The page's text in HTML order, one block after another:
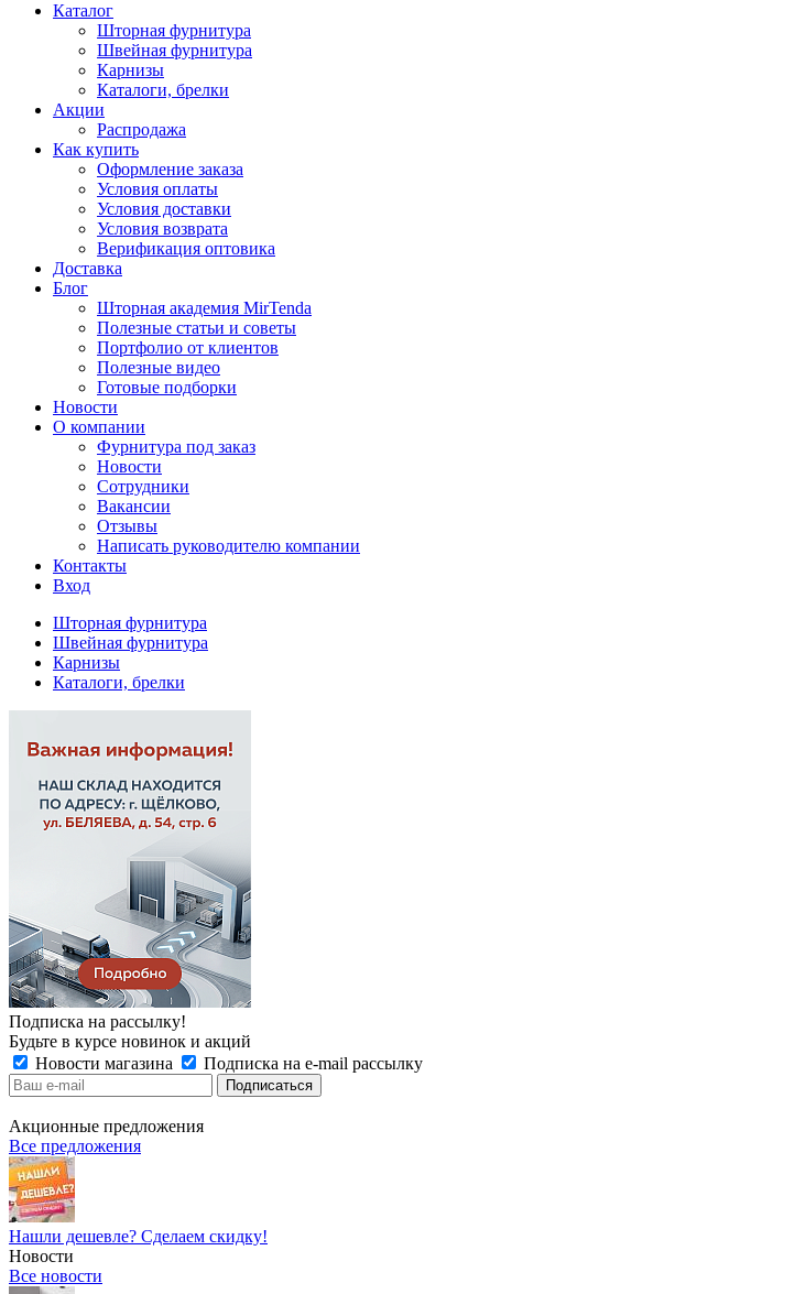
Каталог
Шторная фурнитура
Швейная фурнитура
Карнизы
Каталоги, брелки
Акции
Распродажа
Как купить
Оформление заказа
Условия оплаты
Условия доставки
Условия возврата
Верификация оптовика
Доставка
Блог
Шторная академия MirTenda
Полезные статьи и советы
Портфолио от клиентов
Полезные видео
Готовые подборки
Новости
О компании
Фурнитура под заказ
Новости
Сотрудники
Вакансии
Отзывы
Написать руководителю компании
Контакты
Вход
Шторная фурнитура
Швейная фурнитура
Карнизы
Каталоги, брелки
Подписка на рассылку!
Будьте в курсе новинок и акций
Новости магазина
Подписка на e-mail рассылку
Акционные предложения
Все предложения
Нашли дешевле? Сделаем скидку!
Новости
Все новости